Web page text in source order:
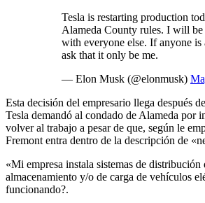
Tesla is restarting production
Alameda County rules. I will be
with everyone else. If anyone is
ask that it only be me.
— Elon Musk (@elonmusk)
Esta decisión del empresario llega después
Tesla demandó al condado de Alameda por
volver al trabajo a pesar de que, según le
Fremont entra dentro de la descripción de
«Mi empresa instala sistemas de distribución
almacenamiento y/o de carga de vehículos
funcionando?.